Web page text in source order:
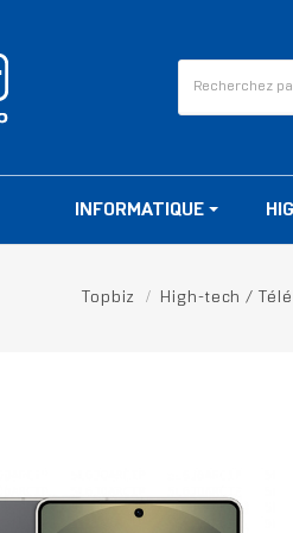
INFORMATIQUE
Topbiz High-tech /